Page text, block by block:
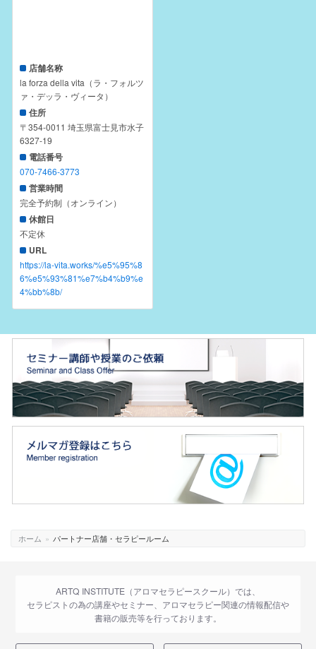
店舗名称
la forza della vita（ラ・フォルツ
ァ・デッラ・ヴィータ）
住所
〒354-0011 埼玉県富士見市水子
6327-19
電話番号
070-7466-3773
営業時間
完全予約制（オンライン）
休館日
不定休
URL
https://la-vita.works/%e5%95%8
6%e5%93%81%e7%b4%b9%e
4%bb%8b/
ホーム » パートナー店舗・セラピールーム
ARTQ INSTITUTE（アロマセラピースクール）では、
セラピストの為の講座やセミナー、アロマセラピー関連の情報配信や
書籍の販売等を行っております。